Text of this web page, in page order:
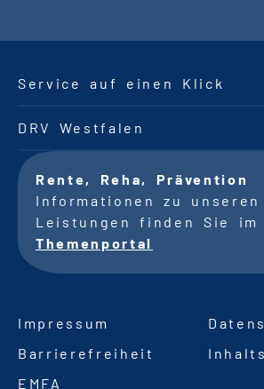
Service auf einen Klick
DRV Westfalen
Rente, Reha, Prävention
Informationen zu unseren
Leistungen finden Sie im
Themenportal
Impressum
Barrierefreiheit
EMFA